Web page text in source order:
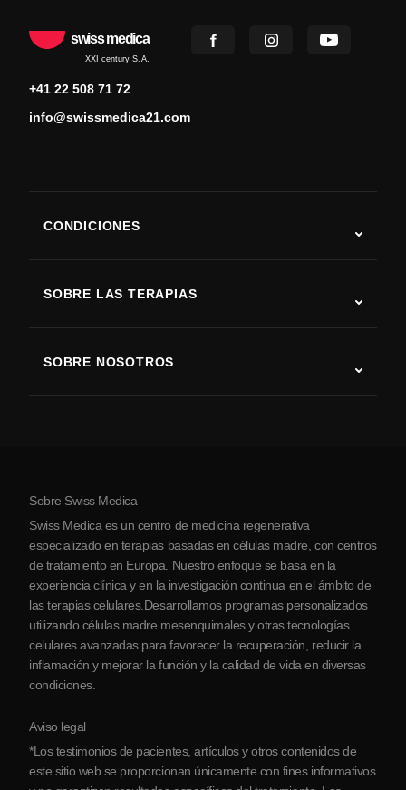
swiss medica
XXI century S.A.
+41 22 508 71 72
info@swissmedica21.com
CONDICIONES
Enfermedad de Parkinson
Artritis
SOBRE LAS TERAPIAS
SOBRE NOSOTROS
Sobre Serbia
Colaboraciones
Sobre Swiss Medica
Swiss Medica es un centro de medicina regenerativa
especializado en terapias basadas en células madre, con centros
de tratamiento en Europa. Nuestro enfoque se basa en la
experiencia clínica y en la investigación continua en el ámbito de
las terapias celulares.Desarrollamos programas personalizados
utilizando células madre mesenquimales y otras tecnologías
celulares avanzadas para favorecer la recuperación, reducir la
inflamación y mejorar la función y la calidad de vida en diversas
condiciones.
Aviso legal
*Los testimonios de pacientes, artículos y otros contenidos de
este sitio web se proporcionan únicamente con fines informativos